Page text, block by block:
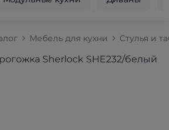
Мебель для кухни Стулья и